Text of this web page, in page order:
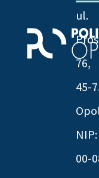
ul.
76,
45-
00-